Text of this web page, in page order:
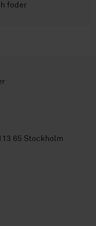
foder
65 Stockholm